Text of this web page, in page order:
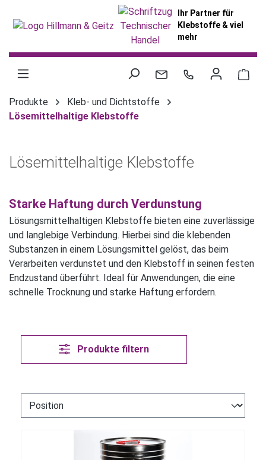
Ihr Partner für
Klebstoffe & viel
mehr
Produkte
Kleb- und Dichtstoffe
Lösemittelhaltige Klebstoffe
Lösemittelhaltige Klebstoffe
Starke Haftung durch Verdunstung
Lösungsmittelhaltigen Klebstoffe bieten eine zuverlässige
und langlebige Verbindung. Hierbei sind die klebenden
Substanzen in einem Lösungsmittel gelöst, das beim
Verarbeiten verdunstet und den Klebstoff in seinen festen
Endzustand überführt. Ideal für Anwendungen, die eine
schnelle Trocknung und starke Haftung erfordern.
Produkte filtern